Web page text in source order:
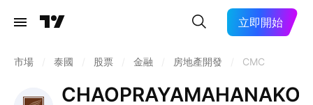
立即開始
市場 泰國 股票 金融 房地產開發 CMC